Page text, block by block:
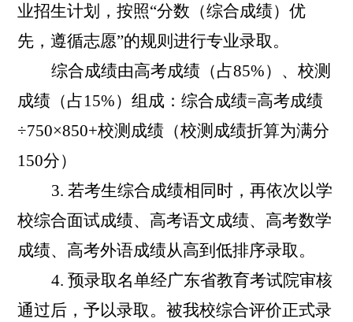
业招生计划，按照“分数（综合成绩）优
先，遵循志愿”的规则进行专业录取。
综合成绩由高考成绩（占85%）、校测
成绩（占15%）组成：综合成绩=高考成绩
÷750×850+校测成绩（校测成绩折算为满分
150分）
3. 若考生综合成绩相同时，再依次以学
校综合面试成绩、高考语文成绩、高考数学
成绩、高考外语成绩从高到低排序录取。
4. 预录取名单经广东省教育考试院审核
通过后，予以录取。被我校综合评价正式录